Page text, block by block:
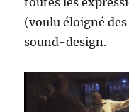
(voulu éloigné
sound-design.